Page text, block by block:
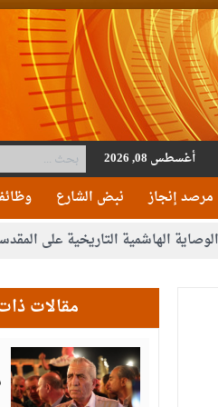
أغسطس 08, 2026
مرصد إنجاز نبض الشارع
التاريخية على المقدسات
مقالات